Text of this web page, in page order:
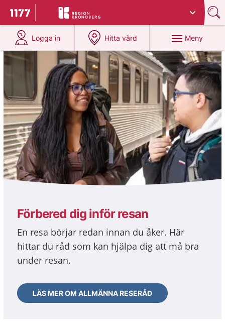
Till startsidan för 1177
Du har valt region
Logga in
på 1177.se
Hitta vård
på 1177.se
Meny
1177
Förbered dig inför resan
En resa börjar redan innan du åker. Här
hittar du råd som kan hjälpa dig att må bra
under resan.
LÄS MER OM ALLMÄNNA RESERÅD